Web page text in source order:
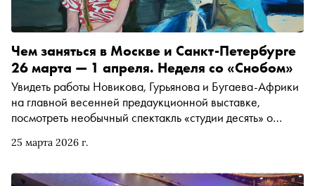
25 марта 2026 г.
Чем заняться в Москве и Санкт-Петербурге
26 марта — 1 апреля. Неделя со «Снобом»
Увидеть работы Новикова, Гурьянова и Бугаева-Африки
на главной весенней предаукционной выставке,
посмотреть необычный спектакль «студии десять» о
Клушанцеве на фестивале ФАНК. Рассказываем, чем